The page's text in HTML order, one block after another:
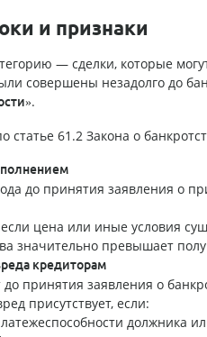
и признаки
— сделки, которые
совершены незадолго до
.
61.2 Закона о
до принятия заявления о
цена или иные условия
значительно превышает
кредиторам
принятия заявления о
присутствует, если:
должника